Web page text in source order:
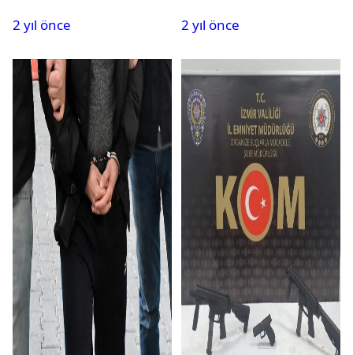
Yaralandı
2 yıl önce
Tutuklandı
2 yıl önce